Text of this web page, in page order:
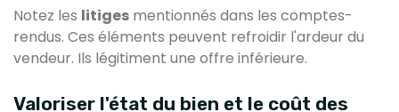
Notez les litiges mentionnés dans les comptes-
rendus. Ces éléments peuvent refroidir l'ardeur du
vendeur. Ils légitiment une offre inférieure.
Valoriser l'état du bien et le coût des